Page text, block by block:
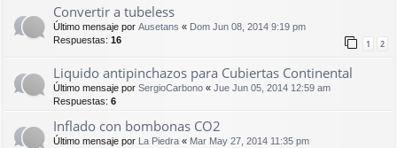
Convertir a tubeless
Último mensaje por Ausetans « Dom Jun 08, 2014 9:19 pm
Respuestas: 16 1 2
Liquido antipinchazos para Cubiertas Continental
Último mensaje por SergioCarbono « Jue Jun 05, 2014 12:59 am
Respuestas: 6
Inflado con bombonas CO2
Último mensaje por La Piedra « Mar May 27, 2014 11:35 pm